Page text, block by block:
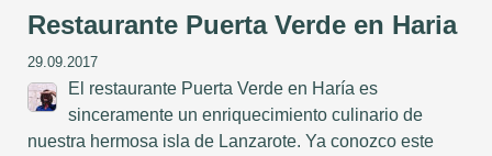
Restaurante Puerta Verde en Haria
29.09.2017
El restaurante Puerta Verde en Haría es
sinceramente un enriquecimiento culinario de
nuestra hermosa isla de Lanzarote. Ya conozco este